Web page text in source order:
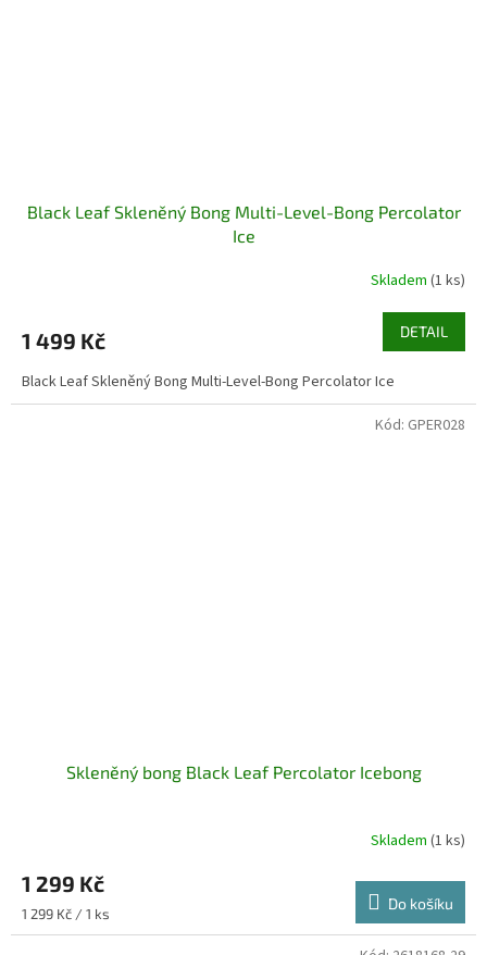
Black Leaf Skleněný Bong Multi-Level-Bong Percolator
Ice
Skladem (1 ks)
1 499 Kč DETAIL
Black Leaf Skleněný Bong Multi-Level-Bong Percolator Ice
Skleněný bong Black Leaf Percolator Icebong
Skladem (1 ks)
1 299 Kč
Měrná
cena:
1 299 Kč / 1 ks
Do košíku
Kód: GPER028